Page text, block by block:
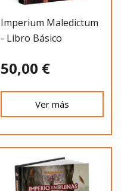
Imperium Maledictum
- Libro Básico
50,00 €
Ver más